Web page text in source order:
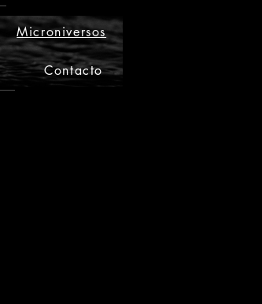
Microniversos
Contacto